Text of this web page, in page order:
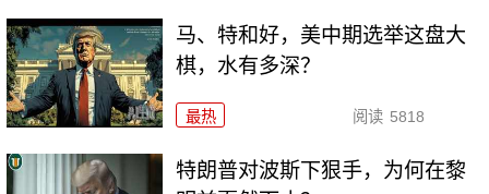
马、特和好，美中期选举这盘大
棋，水有多深？
最热 阅读 5818
特朗普对波斯下狠手，为何在黎